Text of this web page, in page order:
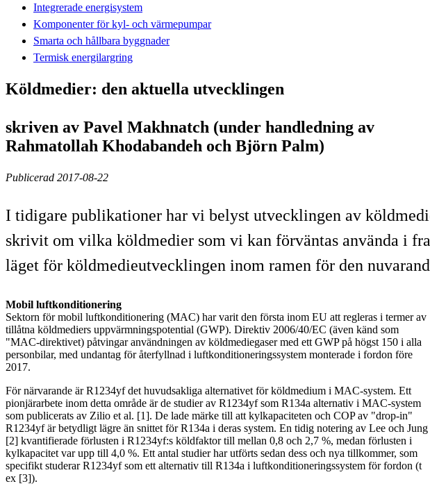
Integrerade energisystem
Komponenter för kyl- och värmepumpar
Smarta och hållbara byggnader
Termisk energilargring
Köldmedier: den aktuella utvecklingen
skriven av Pavel Makhnatch (under handledning av
Rahmatollah Khodabandeh och Björn Palm)
Publicerad 2017-08-22
I tidigare publikationer har vi belyst utvecklingen av
skrivit om vilka köldmedier som vi kan förväntas använda i
läget för köldmedieutvecklingen inom ramen för den
Mobil luftkonditionering
Sektorn för mobil luftkonditionering (MAC) har varit den första inom EU att regleras i termer av
tillåtna köldmediers uppvärmningspotential (GWP). Direktiv 2006/40/EC (även känd som
"MAC-direktivet) påtvingar användningen av köldmediegaser med ett GWP på högst 150 i alla
personbilar, med undantag för återfyllnad i luftkonditioneringssystem monterade i fordon före
2017.
För närvarande är R1234yf det huvudsakliga alternativet för köldmedium i MAC-system. Ett
pionjärarbete inom detta område är de studier av R1234yf som R134a alternativ i MAC-system
som publicerats av Zilio et al. [1]. De lade märke till att kylkapaciteten och COP av "drop-in"
R1234yf är betydligt lägre än snittet för R134a i deras system. En tidig notering av Lee och Jung
[2] kvantifierade förlusten i R1234yf:s köldfaktor till mellan 0,8 och 2,7 %, medan förlusten i
kylkapacitet var upp till 4,0 %. Ett antal studier har utförts sedan dess och nya tillkommer, som
specifikt studerar R1234yf som ett alternativ till R134a i luftkonditioneringssystem för fordon (t
ex [3]).